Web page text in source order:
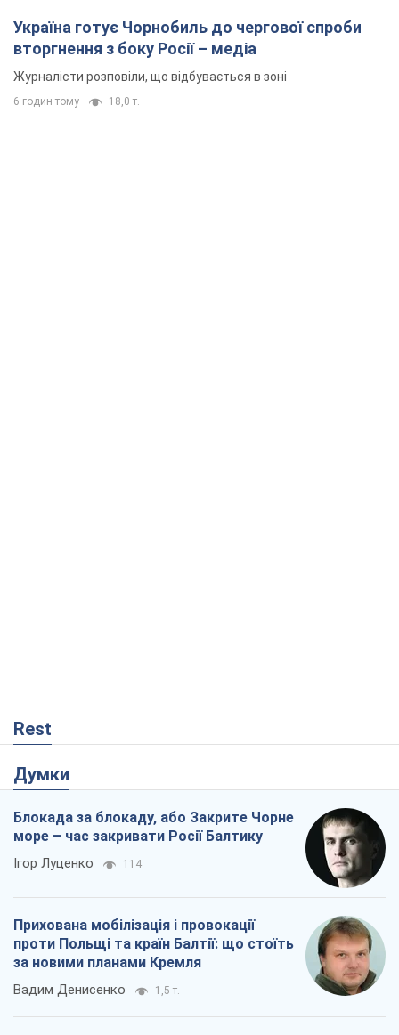
Україна готує Чорнобиль до чергової спроби
вторгнення з боку Росії – медіа
Журналісти розповіли, що відбувається в зоні
6 годин тому 18,0 т.
Rest
Думки
Блокада за блокаду, або Закрите Чорне
море – час закривати Росії Балтику
Ігор Луценко 114
Прихована мобілізація і провокації
проти Польщі та країн Балтії: що стоїть
за новими планами Кремля
Вадим Денисенко 1,5 т.